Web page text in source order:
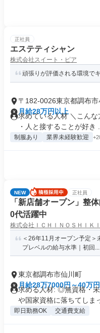
正社員
エステティシャン
株式会社スイート・ピア
頑張りが評価される環境で
〒182-0026東京都調布
月給28万円以上
求めている人材 ＼こん
・人と接することが好き ...
制服あり 業界未経験歓迎
NEW 正社員
「新店舗オープン」整
0代活躍中
株式会社ＩＣＨＩＮＯＳＨＩＫＩ
＜26年11月オープン予定
プレベルの給与水準｜初回...
東京都調布市仙川町
月給28万7000円～40万円
求める人材: ◎無資格・
や国家資格に落ちてしま
即日勤務OK 交通費支給